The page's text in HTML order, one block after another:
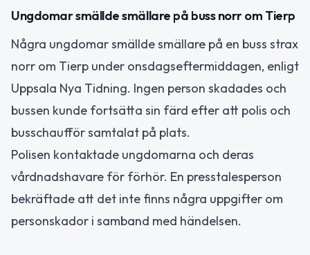
Ungdomar smällde smällare på buss norr om Tierp
Några ungdomar smällde smällare på en buss strax
norr om Tierp under onsdagseftermiddagen, enligt
Uppsala Nya Tidning. Ingen person skadades och
bussen kunde fortsätta sin färd efter att polis och
busschaufför samtalat på plats.
Polisen kontaktade ungdomarna och deras
vårdnadshavare för förhör. En presstalesperson
bekräftade att det inte finns några uppgifter om
personskador i samband med händelsen.